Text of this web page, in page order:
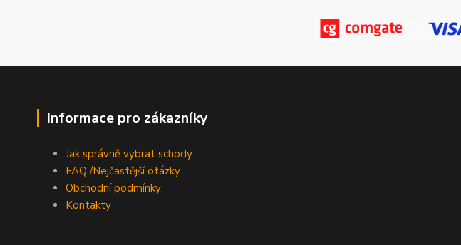
Informace pro zákazníky
Jak správně vybrat schody
FAQ /Nejčastější otázky
Obchodní podmínky
Kontakty